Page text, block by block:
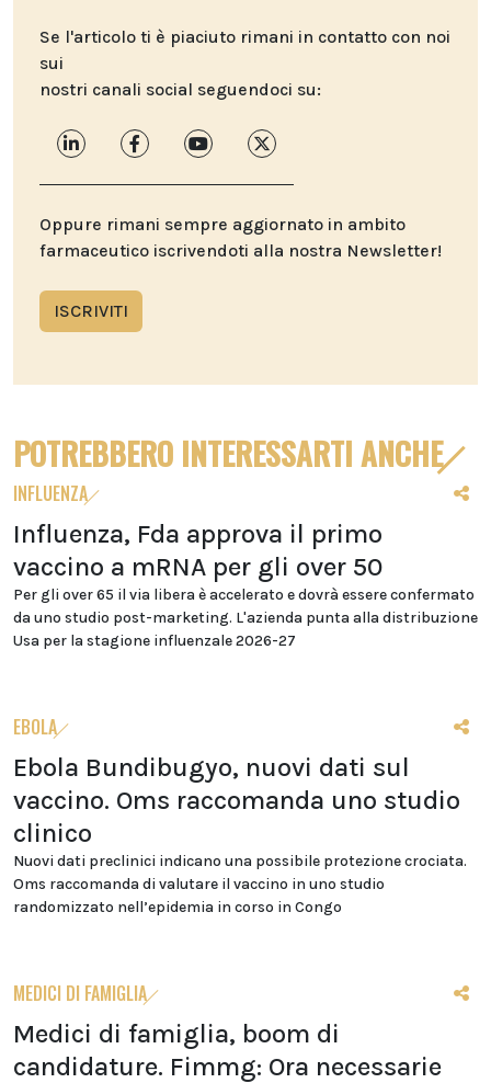
Se l'articolo ti è piaciuto rimani in contatto con noi
sui
nostri canali social seguendoci su:
Oppure rimani sempre aggiornato in ambito
farmaceutico iscrivendoti alla nostra Newsletter!
ISCRIVITI
POTREBBERO INTERESSARTI ANCHE
INFLUENZA
Influenza, Fda approva il primo
vaccino a mRNA per gli over 50
Per gli over 65 il via libera è accelerato e dovrà essere confermato
da uno studio post-marketing. L'azienda punta alla distribuzione
Usa per la stagione influenzale 2026-27
EBOLA
Ebola Bundibugyo, nuovi dati sul
vaccino. Oms raccomanda uno studio
clinico
Nuovi dati preclinici indicano una possibile protezione crociata.
Oms raccomanda di valutare il vaccino in uno studio
randomizzato nell’epidemia in corso in Congo
MEDICI DI FAMIGLIA
Medici di famiglia, boom di
candidature. Fimmg: Ora necessarie